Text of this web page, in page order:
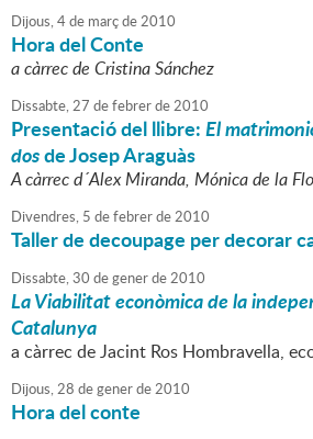
Dijous,4de marçde2010
Hora del Conte
a càrrec de Cristina Sánchez
Dissabte,27 defebrerde2010
Presentació del llibre:El
dosde Josep Araguàs
A càrrec d´Alex Miranda, Mónica de la
Divendres, 5 defebrerde2010
Taller de decoupage per decorar
Dissabte,30 degenerde2010
La Viabilitat econòmica de la
Catalunya
a càrrec de Jacint Ros Hombravella,
Dijous,28 degenerde2010
Hora del conte